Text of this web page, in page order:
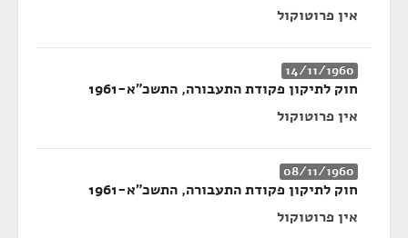
אין פרוטוקול
14/11/1960
חוק לתיקון פקודת התעבורה, התשכ"א-1961
אין פרוטוקול
08/11/1960
חוק לתיקון פקודת התעבורה, התשכ"א-1961
אין פרוטוקול